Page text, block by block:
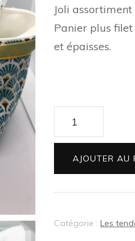
Joli
Panier plus
et épaisses.
quantité
de
à
offrir
AJOUTER AU
Catégorie : Les